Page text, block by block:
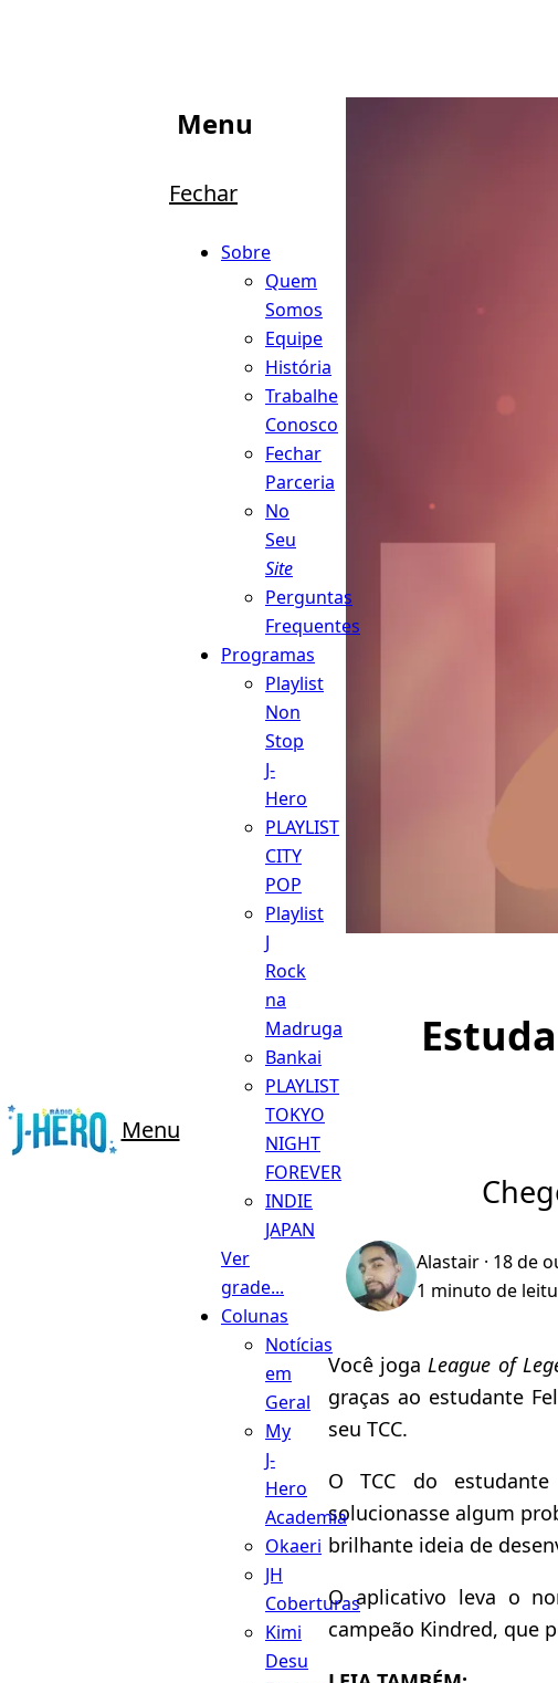
Menu
Menu
Fechar
Sobre
Quem
Somos
Equipe
História
Trabalhe
Conosco
Fechar
Parceria
No
Seu
Site
Perguntas
Frequentes
Programas
Playlist
Non
Stop
J-
Hero
PLAYLIST
CITY
POP
Playlist
J
Rock
na
Madruga
Bankai
PLAYLIST
TOKYO
NIGHT
FOREVER
INDIE
JAPAN
Ver
grade...
Colunas
Notícias
em
Geral
My
J-
Hero
Academia
Okaeri
JH
Coberturas
Kimi
Desu
Alastair · 18 de
1 minuto de
Você joga League of
graças ao estudante
seu TCC.
O TCC do
solucionasse algum
brilhante ideia de
O aplicativo leva o
campeão Kindred, que